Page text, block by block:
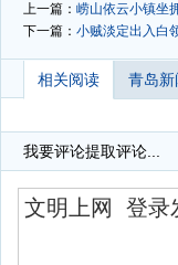
上一篇： 崂山依云小镇坐
下一篇： 小贼淡定出入白
相关阅读 青岛新
我要评论提取评论...